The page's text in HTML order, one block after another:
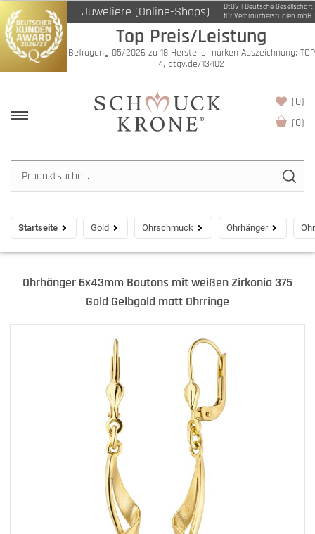
Juweliere (Online-Shops)
DtGV | Deutsche Gesellschaft
für Verbraucherstudien mbH
Top Preis/Leistung
Befragung 05/2026 zu 18 Herstellermarken Auszeichnung: TOP
4, dtgv.de/13402
(0)
(0)
Startseite Gold Ohrschmuck Ohrhänger
Ohrhänger 6x43mm Boutons mit weißen Zirkonia 375
Gold Gelbgold matt Ohrringe